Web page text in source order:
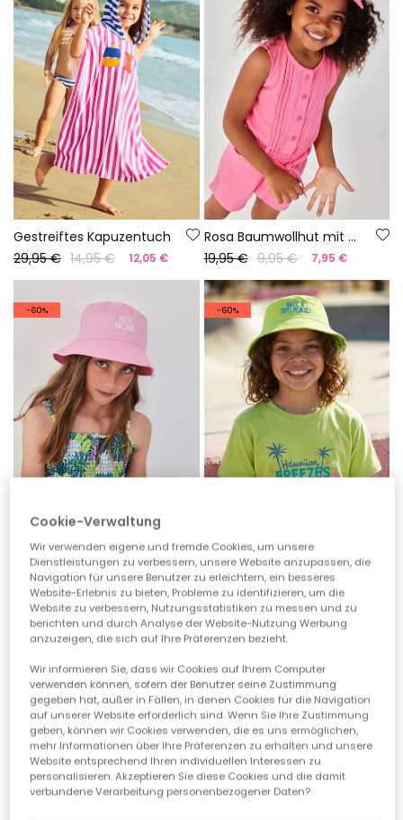
Gestreiftes Kapuzentuch
29,95 € 14,95 € 12,05 €
Rosa Baumwollhut mit Palmenmuster
19,95 € 9,95 € 7,95 €
-60%
Rosa Mütze
19,95 € 9,95 € 7,95 €
-60%
Grüne Mütze
19,95 € 9,95 € 7,95 €
-60% -60%
Cookie-Verwaltung
Wir verwenden eigene und fremde Cookies, um unsere
Dienstleistungen zu verbessern, unsere Website anzupassen, die
Navigation für unsere Benutzer zu erleichtern, ein besseres
Website-Erlebnis zu bieten, Probleme zu identifizieren, um die
Website zu verbessern, Nutzungsstatistiken zu messen und zu
berichten und durch Analyse der Website-Nutzung Werbung
anzuzeigen, die sich auf Ihre Präferenzen bezieht.
Wir informieren Sie, dass wir Cookies auf Ihrem Computer
verwenden können, sofern der Benutzer seine Zustimmung
gegeben hat, außer in Fällen, in denen Cookies für die Navigation
auf unserer Website erforderlich sind. Wenn Sie Ihre Zustimmung
geben, können wir Cookies verwenden, die es uns ermöglichen,
mehr Informationen über Ihre Präferenzen zu erhalten und unsere
Website entsprechend Ihren individuellen Interessen zu
personalisieren. Akzeptieren Sie diese Cookies und die damit
verbundene Verarbeitung personenbezogener Daten?